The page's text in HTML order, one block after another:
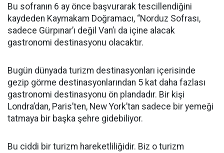
Bu sofranın 6 ay önce başvurarak tescillendiğini
kaydeden Kaymakam Doğramacı, “Norduz Sofrası,
sadece Gürpınar’ı değil Van’ı da içine alacak
gastronomi destinasyonu olacaktır.
Bugün dünyada turizm destinasyonları içerisinde
gezip görme destinasyonlarından 5 kat daha fazlası
gastronomi destinasyonu ön plandadır. Bir kişi
Londra’dan, Paris’ten, New York’tan sadece bir yemeği
tatmaya bir başka şehre gidebiliyor.
Bu ciddi bir turizm hareketliliğidir. Biz o turizm